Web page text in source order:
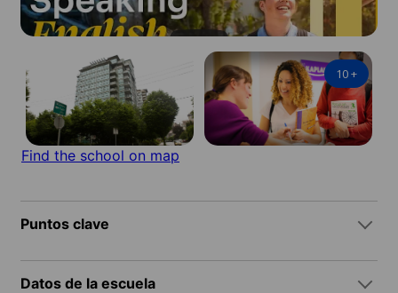
10+
Find the school on map
Puntos clave
Datos de la escuela